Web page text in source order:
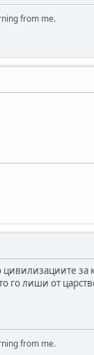
from me.
за
го лиши от
from me.